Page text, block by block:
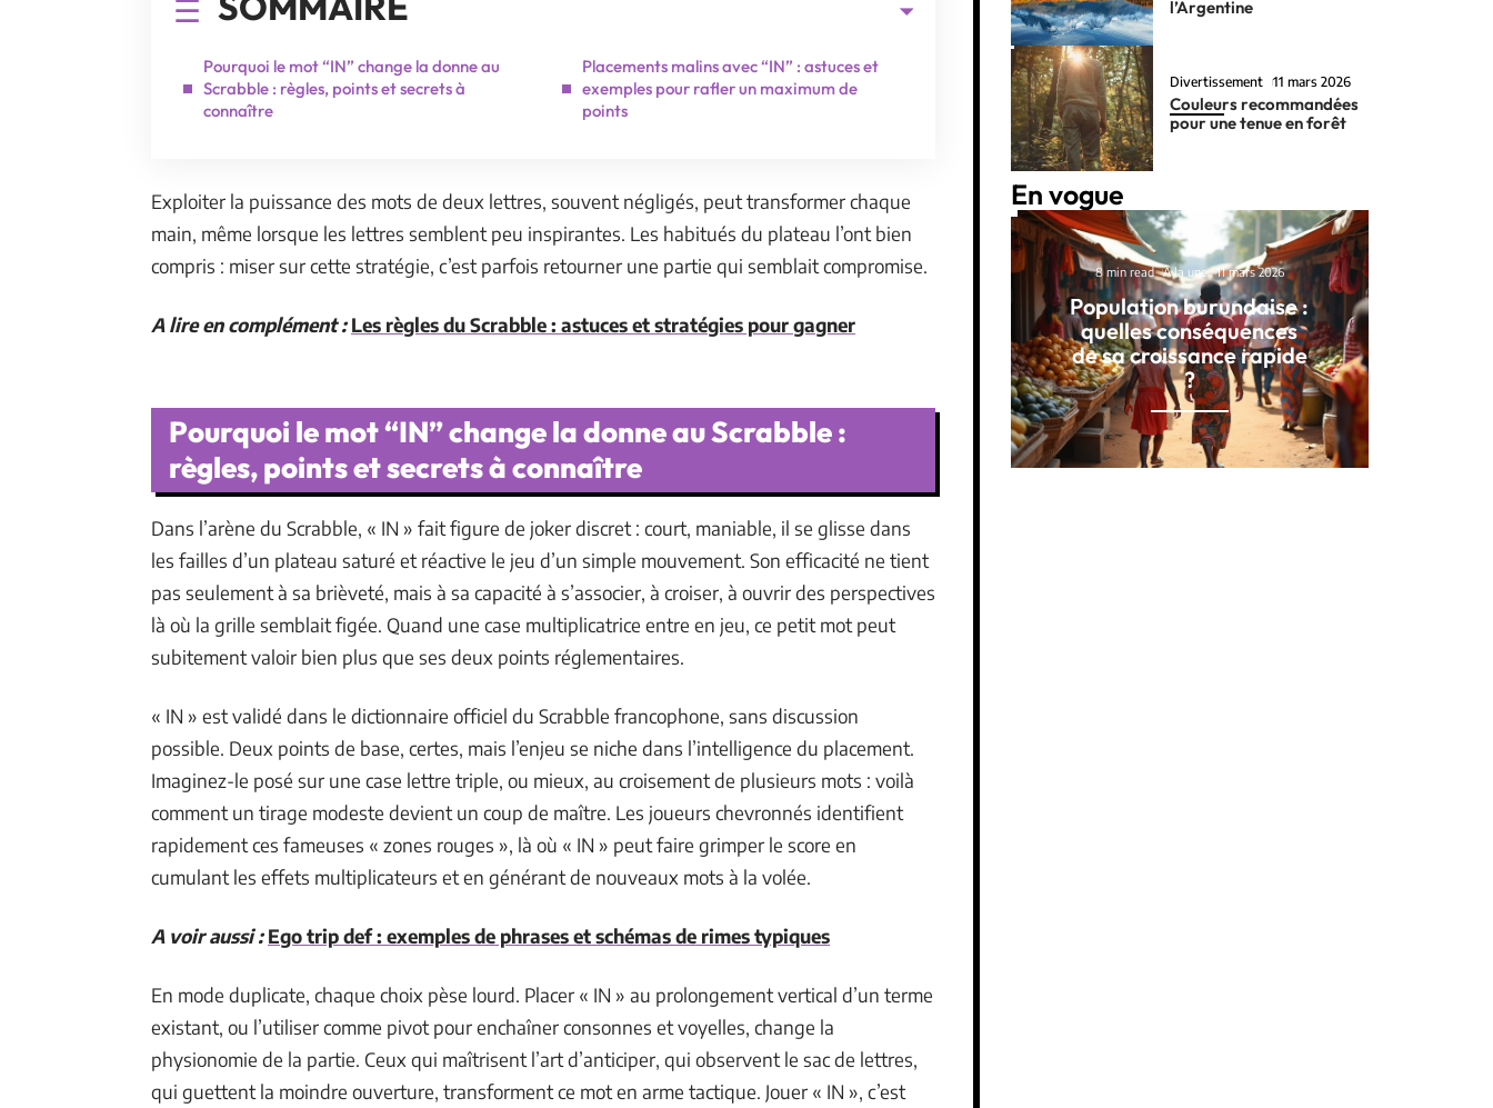
Pourquoi le mot “IN” change la donne au
Scrabble : règles, points et secrets à
connaître
Placements malins avec “IN” : astuces et
exemples pour rafler un maximum de
points
Exploiter la puissance des mots de deux lettres, souvent négligés, peut transformer chaque
main, même lorsque les lettres semblent peu inspirantes. Les habitués du plateau l’ont bien
compris : miser sur cette stratégie, c’est parfois retourner une partie qui semblait compromise.
A lire en complément : Les règles du Scrabble : astuces et stratégies pour gagner
Pourquoi le mot “IN” change la donne au Scrabble :
règles, points et secrets à connaître
Dans l’arène du Scrabble, « IN » fait figure de joker discret : court, maniable, il se glisse dans
les failles d’un plateau saturé et réactive le jeu d’un simple mouvement. Son efficacité ne tient
pas seulement à sa brièveté, mais à sa capacité à s’associer, à croiser, à ouvrir des perspectives
là où la grille semblait figée. Quand une case multiplicatrice entre en jeu, ce petit mot peut
subitement valoir bien plus que ses deux points réglementaires.
« IN » est validé dans le dictionnaire officiel du Scrabble francophone, sans discussion
possible. Deux points de base, certes, mais l’enjeu se niche dans l’intelligence du placement.
Imaginez-le posé sur une case lettre triple, ou mieux, au croisement de plusieurs mots : voilà
comment un tirage modeste devient un coup de maître. Les joueurs chevronnés identifient
rapidement ces fameuses « zones rouges », là où « IN » peut faire grimper le score en
cumulant les effets multiplicateurs et en générant de nouveaux mots à la volée.
A voir aussi : Ego trip def : exemples de phrases et schémas de rimes typiques
En mode duplicate, chaque choix pèse lourd. Placer « IN » au prolongement vertical d’un terme
existant, ou l’utiliser comme pivot pour enchaîner consonnes et voyelles, change la
physionomie de la partie. Ceux qui maîtrisent l’art d’anticiper, qui observent le sac de lettres,
qui guettent la moindre ouverture, transforment ce mot en arme tactique. Jouer « IN », c’est
l’Argentine
Divertissement 11 mars 2026
Couleurs recommandées
pour une tenue en forêt
En vogue
8 min read À la une 11 mars 2026
Population burundaise :
quelles conséquences
de sa croissance rapide
?